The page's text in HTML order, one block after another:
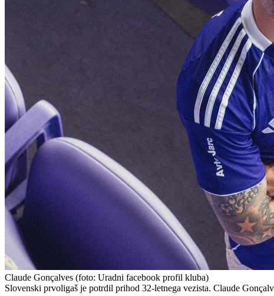
Claude Gonçalves (foto: Uradni facebook profil kluba)
Slovenski prvoligaš je potrdil prihod 32-letnega vezista. Claude